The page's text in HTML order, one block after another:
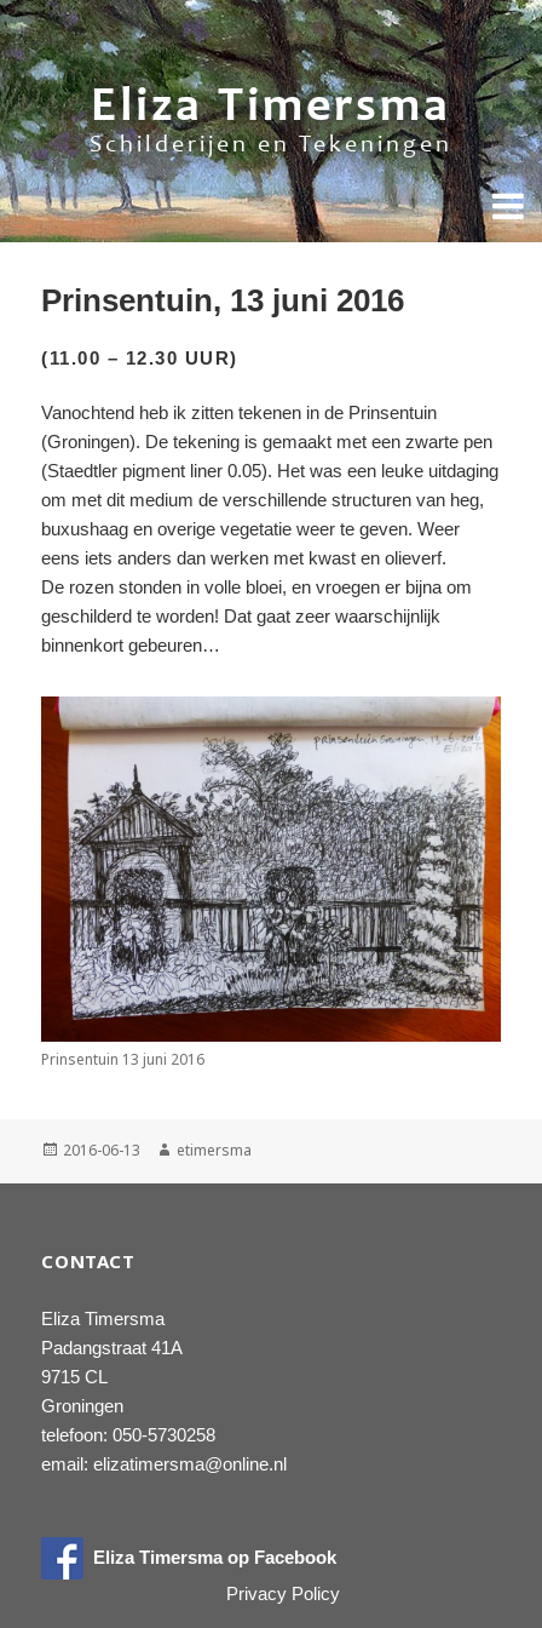
Eliza Timersma
Schilderijen en Tekeningen
Prinsentuin, 13 juni 2016
(11.00 – 12.30 UUR)
Vanochtend heb ik zitten tekenen in de Prinsentuin
(Groningen). De tekening is gemaakt met een zwarte pen
(Staedtler pigment liner 0.05). Het was een leuke uitdaging
om met dit medium de verschillende structuren van heg,
buxushaag en overige vegetatie weer te geven. Weer
eens iets anders dan werken met kwast en olieverf.
De rozen stonden in volle bloei, en vroegen er bijna om
geschilderd te worden! Dat gaat zeer waarschijnlijk
binnenkort gebeuren…
Prinsentuin 13 juni 2016
Geplaatst
2016-06-13 Auteur
etimersma
CONTACT
Eliza Timersma
Padangstraat 41A
9715 CL
Groningen
telefoon: 050-5730258
email: elizatimersma@online.nl
Eliza Timersma op Facebook
Privacy Policy